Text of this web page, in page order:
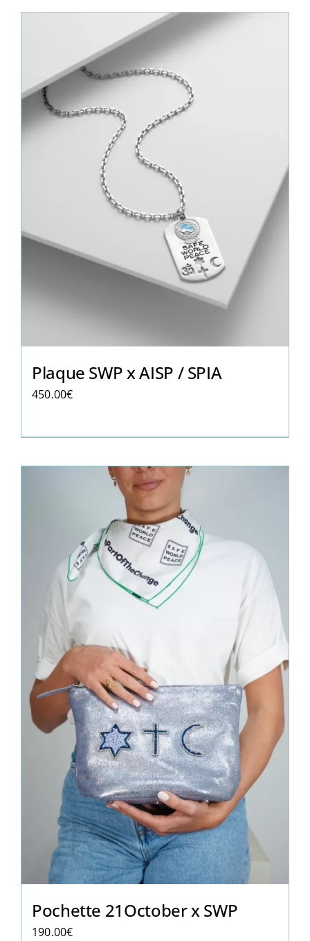
à
630.00€
Plaque SWP x AISP / SPIA
450.00€
Pochette 21October x SWP
190.00€